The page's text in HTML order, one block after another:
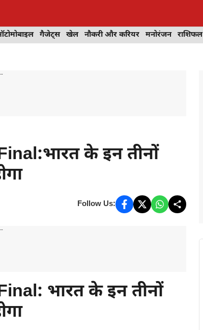
गैजेट्स खेल नौकरी और करियर मनोरंजन राशिफल
के इन तीनों
Follow Us:
भारत के इन तीनों